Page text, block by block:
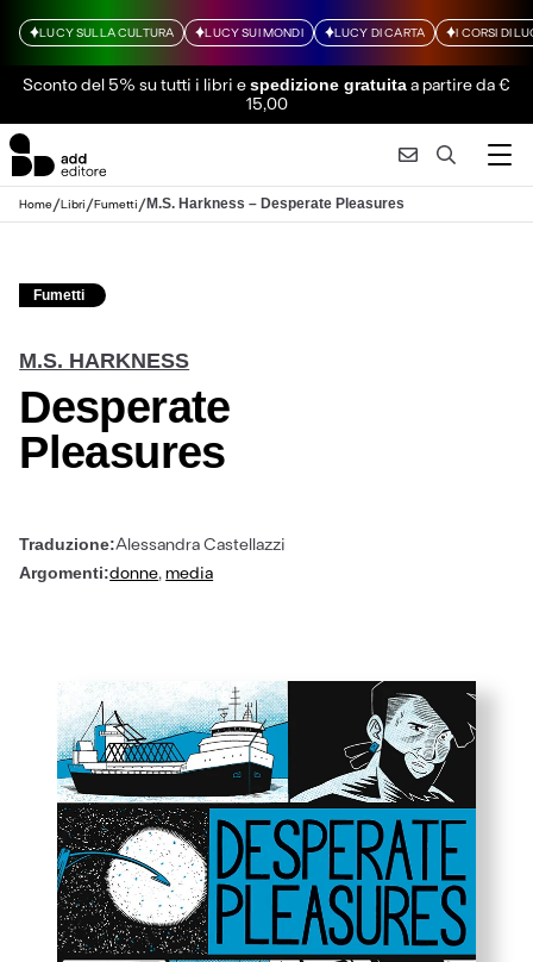
LUCY SULLA CULTURA LUCY SUI MONDI LUCY DI CARTA I CORSI DI
Sconto del 5% su tutti i libri espedizione gratuitaa partire da €
15,00
Home/Libri/Fumetti/M.S. Harkness – Desperate Pleasures
Fumetti
M.S. HARKNESS
Desperate
Pleasures
Traduzione:Alessandra Castellazzi
Argomenti:donne,media